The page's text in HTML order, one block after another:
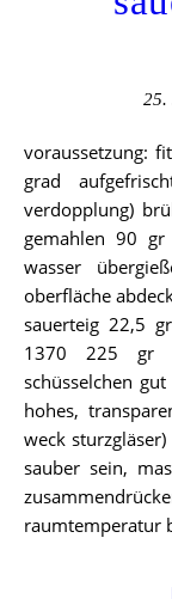
25.
voraussetzung: fittes anstellgut (meines wird 1:2:2 bei 29
grad
verdopplung)
gemahlen 90
wasser
oberfläche
sauerteig 22,5
1370 225 gr
schüsselchen
hohes,
weck
sauber sein,
raumtemperatur